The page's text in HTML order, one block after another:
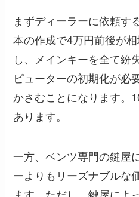
まずディーラーに依頼す
本の作成で4万円前後が
し、メインキーを全て紛
ピューターの初期化が必
かさむことになります。
あります。
一方、ベンツ専門の鍵屋
ーよりもリーズナブルな